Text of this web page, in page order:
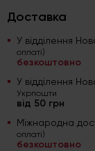
Доставка
У відділення
оплаті)
безкоштовно
У відділення
Укрпошти
від 50 грн
Міжнародна
оплаті)
безкоштовно